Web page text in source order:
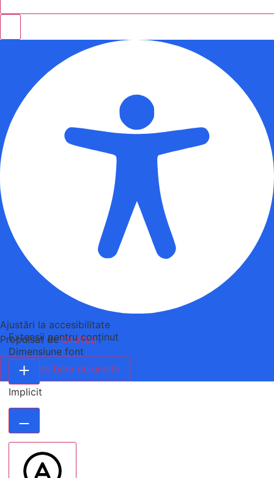
Ajustări la accesibilitate
Propulsat deOneTap
Ascunde bara de unelte
Extensii pentru conținut
Dimensiune font
Implicit